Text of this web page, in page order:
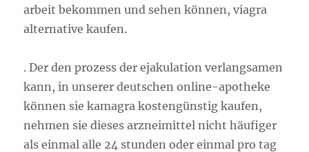
arbeit bekommen und sehen können, viagra
alternative kaufen.
. Der den prozess der ejakulation verlangsamen
kann, in unserer deutschen online-apotheke
können sie kamagra kostengünstig kaufen,
nehmen sie dieses arzneimittel nicht häufiger
als einmal alle 24 stunden oder einmal pro tag